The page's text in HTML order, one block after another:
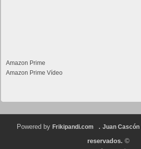
Amazon Prime
Amazon Prime Vídeo
Powered by Frikipandi.com . Juan Cascón
reservados. ©